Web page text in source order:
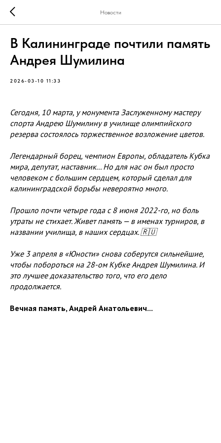
Новости
В Калининграде почтили память
Андрея Шумилина
2026-03-10 11:33
Сегодня, 10 марта, у монумента Заслуженному мастеру
спорта Андрею Шумилину в училище олимпийского
резерва состоялось торжественное возложение цветов.
Легендарный борец, чемпион Европы, обладатель Кубка
мира, депутат, наставник... Но для нас он был просто
человеком с большим сердцем, который сделал для
калининградской борьбы невероятно много.
Прошло почти четыре года с 8 июня 2022-го, но боль
утраты не стихает. Живет память — в именах турниров, в
названии училища, в наших сердцах. 🇷🇺
Уже 3 апреля в «Юности» снова соберутся сильнейшие,
чтобы побороться на 28-ом Кубке Андрея Шумилина. И
это лучшее доказательство того, что его дело
продолжается.
Вечная память, Андрей Анатольевич...